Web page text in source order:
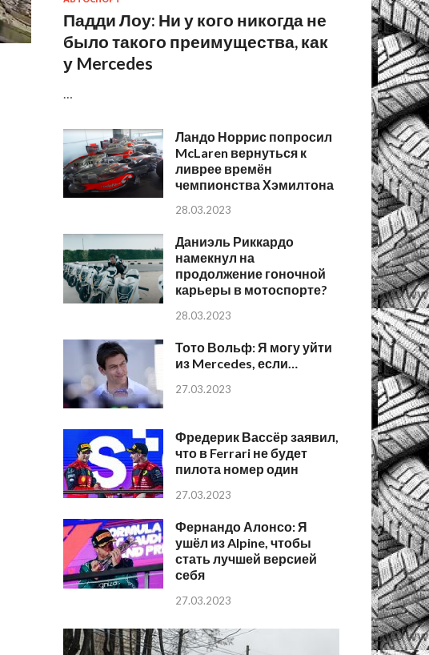
Падди Лоу: Ни у кого никогда не
было такого преимущества, как
у Mercedes
Ландо Норрис попросил
McLaren вернуться к
ливрее времён
чемпионства Хэмилтона
28.03.2023
Даниэль Риккардо
намекнул на
продолжение гоночной
карьеры в мотоспорте?
28.03.2023
Тото Вольф: Я могу уйти
из Mercedes, если…
27.03.2023
Фредерик Вассёр заявил,
что в Ferrari не будет
пилота номер один
27.03.2023
Фернандо Алонсо: Я
ушёл из Alpine, чтобы
стать лучшей версией
себя
27.03.2023